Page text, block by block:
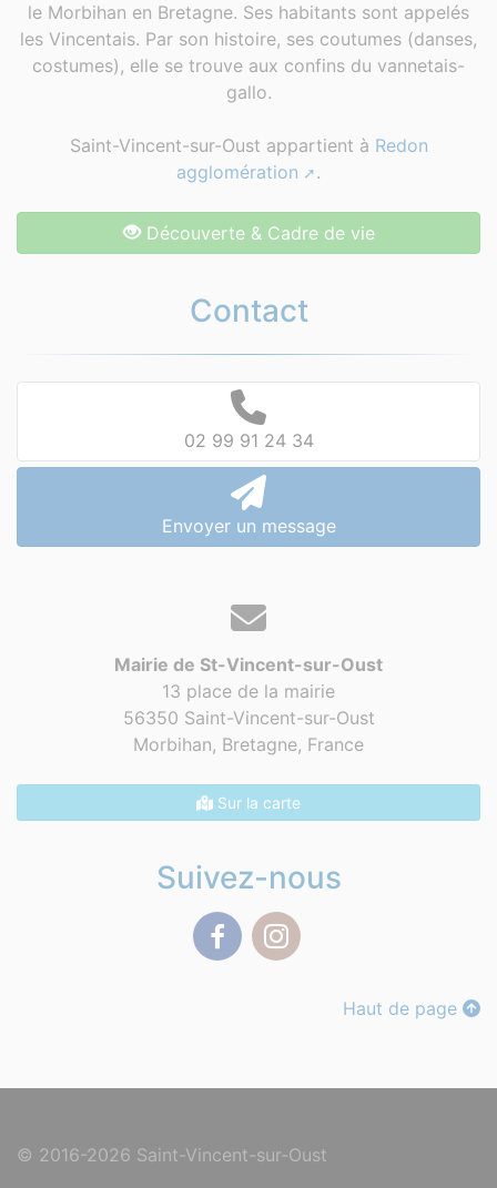
le Morbihan en Bretagne. Ses habitants sont appelés
les Vincentais. Par son histoire, ses coutumes (danses,
costumes), elle se trouve aux confins du vannetais-
gallo.
Saint-Vincent-sur-Oust appartient à Redon
agglomération
.
Découverte & Cadre de vie
Contact
02 99 91 24 34
Envoyer un message
Mairie de St-Vincent-sur-Oust
13 place de la mairie
56350 Saint-Vincent-sur-Oust
Morbihan, Bretagne, France
Sur la carte
Suivez-nous
Haut de page
© 2016-2026 Saint-Vincent-sur-Oust